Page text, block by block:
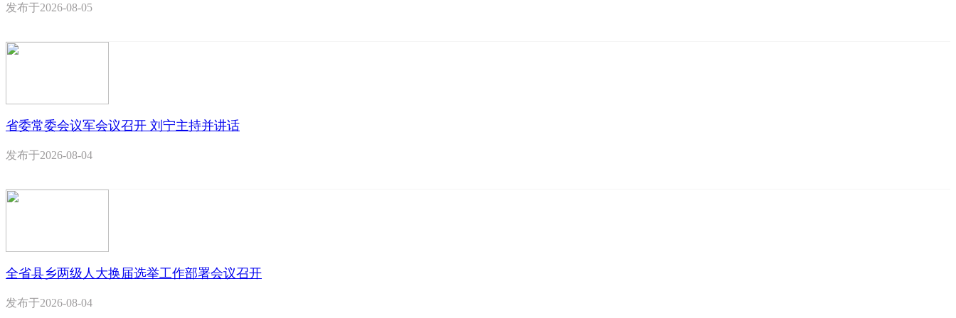
发布于2026-08-05
省委常委会议军会议召开 刘宁主持并讲话
发布于2026-08-04
全省县乡两级人大换届选举工作部署会议召开
发布于2026-08-04